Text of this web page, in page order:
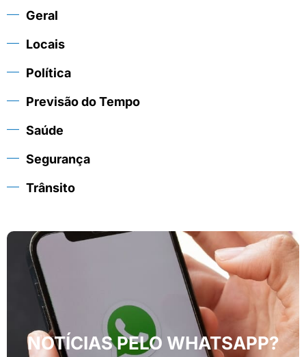
Geral
Locais
Política
Previsão do Tempo
Saúde
Segurança
Trânsito
NOTÍCIAS PELO WHATSAPP?